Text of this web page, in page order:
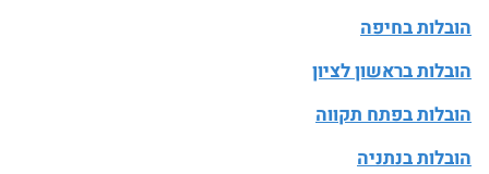
הובלות בחיפה
הובלות בראשון לציון
הובלות בפתח תקווה
הובלות בנתניה